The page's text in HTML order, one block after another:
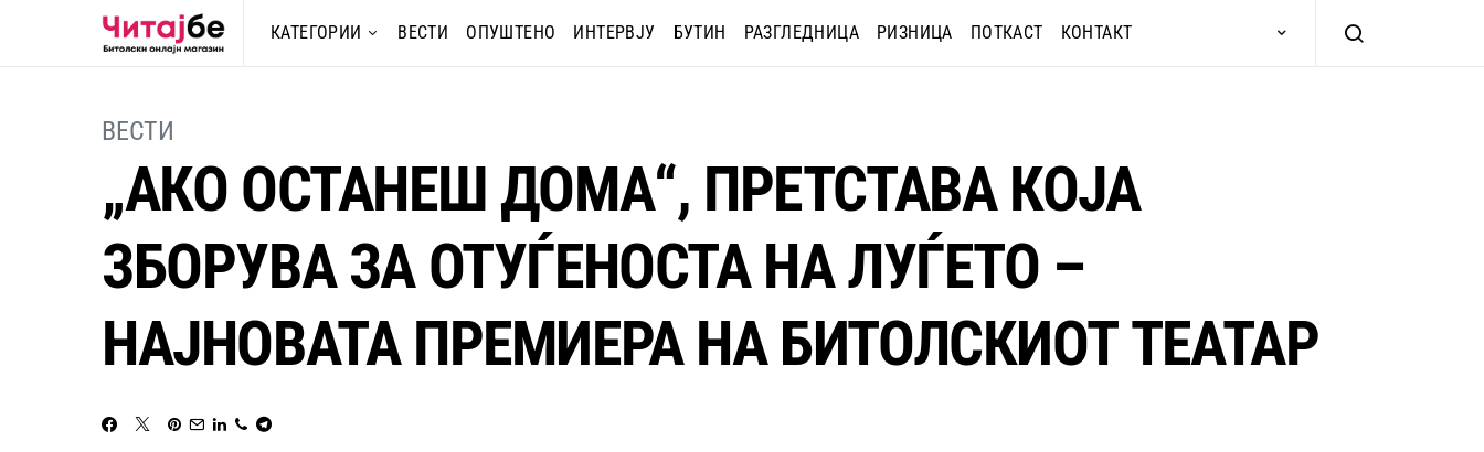
КАТЕГОРИИ ВЕСТИ ОПУШТЕНО ИНТЕРВЈУ БУТИН РАЗГЛЕДНИЦА РИЗНИЦА ПОТКАСТ КОНТАКТ
ВЕСТИ
„АКО ОСТАНЕШ ДОМА“, ПРЕТСТАВА КОЈА
ЗБОРУВА ЗА ОТУЃЕНОСТА НА ЛУЃЕТО –
НАЈНОВАТА ПРЕМИЕРА НА БИТОЛСКИОТ ТЕАТАР